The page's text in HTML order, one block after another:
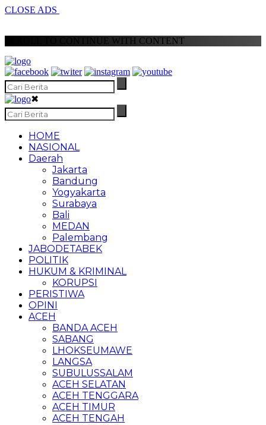
CLOSE ADS
SCROLL TO CONTINUE WITH CONTENT
✖
HOME
NASIONAL
Daerah
Jakarta
Bandung
Yogyakarta
Surabaya
Bali
MEDAN
Palembang
JABODETABEK
POLITIK
HUKUM & KRIMINAL
KORUPSI
PERISTIWA
OPINI
ACEH
BANDA ACEH
SABANG
LHOKSEUMAWE
LANGSA
SUBULUSSALAM
ACEH SELATAN
ACEH TENGGARA
ACEH TIMUR
ACEH TENGAH